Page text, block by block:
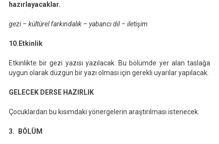
hazırlayacaklar.
gezi – kültürel farkındalık – yabancı dil – iletişim
10.Etkinlik
Etkinlikte bir gezi yazısı yazılacak. Bu bölümde yer alan taslağa
uygun olarak düzgün bir yazı olması için gerekli uyarılar yapılacak.
GELECEK DERSE HAZIRLIK
Çocuklardan bu kısımdaki yönergelerin araştırılması istenecek.
3. BÖLÜM